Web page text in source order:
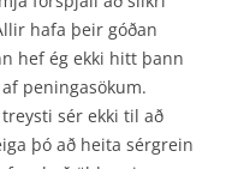
hafa þeir góðan
hef ég ekki hitt þann
peningasökum.
sér ekki til að
þó að heita sérgrein